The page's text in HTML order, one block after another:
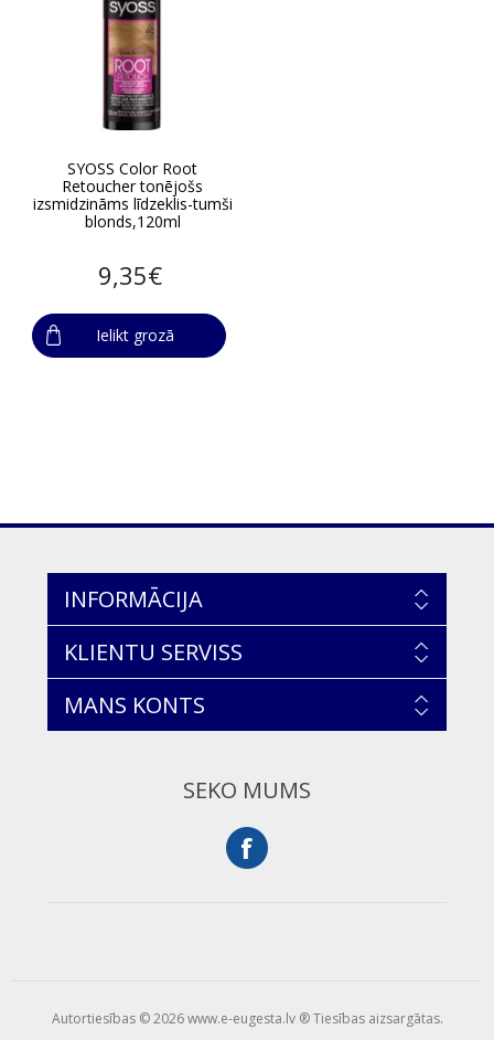
SYOSS Color Root
Retoucher tonējošs
izsmidzināms līdzeklis-tumši
blonds,120ml
9,35€
Ielikt grozā
INFORMĀCIJA
KLIENTU SERVISS
MANS KONTS
SEKO MUMS
Autortiesības © 2026 www.e-eugesta.lv ® Tiesības aizsargātas.